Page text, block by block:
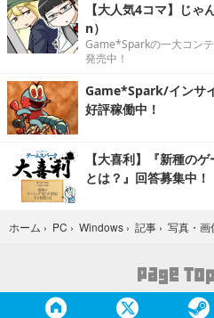
【大人気4コマ】じ
n）
Game*Sparkの一大コン
発売中！
Game*Spark/インサ
好評稼働中！
【大喜利】『新種の
とは？』回答募集中！
ホーム › PC › Windows › 記事 › 写真・画